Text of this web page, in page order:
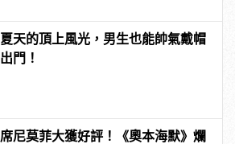
夏天的頂上風光，男生也能帥氣戴帽
出門！
席尼莫菲大獲好評！《奧本海默》爛